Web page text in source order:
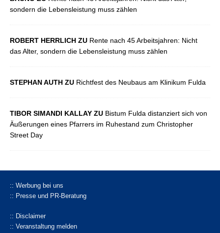
sondern die Lebensleistung muss zählen
ROBERT HERRLICH ZU Rente nach 45 Arbeitsjahren: Nicht
das Alter, sondern die Lebensleistung muss zählen
STEPHAN AUTH ZU Richtfest des Neubaus am Klinikum Fulda
TIBOR SIMANDI KALLAY ZU Bistum Fulda distanziert sich von
Äußerungen eines Pfarrers im Ruhestand zum Christopher
Street Day
:: Werbung bei uns
:: Presse und PR-Beratung
:: Disclaimer
:: Veranstaltung melden